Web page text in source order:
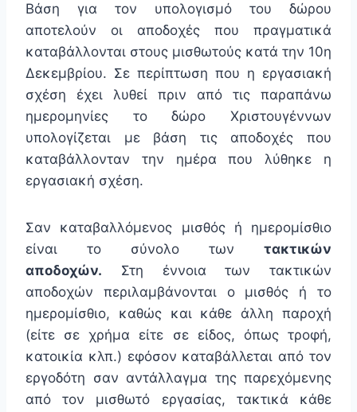
Βάση για τον υπολογισμό του δώρου
αποτελούν οι αποδοχές που πραγματικά
καταβάλλονται στους μισθωτούς κατά την 10η
Δεκεμβρίου. Σε περίπτωση που η εργασιακή
σχέση έχει λυθεί πριν από τις παραπάνω
ημερομηνίες τo δώρο Χριστουγέννων
υπολογίζεται με βάση τις αποδοχές που
καταβάλλονταν την ημέρα που λύθηκε η
εργασιακή σχέση.
Σαν καταβαλλόμενος μισθός ή ημερομίσθιο
είναι το σύνολο των τακτικών
αποδοχών. Στη έννοια των τακτικών
αποδοχών περιλαμβάνονται ο μισθός ή το
ημερομίσθιο, καθώς και κάθε άλλη παροχή
(είτε σε χρήμα είτε σε είδος, όπως τροφή,
κατοικία κλπ.) εφόσον καταβάλλεται από τον
εργοδότη σαν αντάλλαγμα της παρεχόμενης
από τον μισθωτό εργασίας, τακτικά κάθε